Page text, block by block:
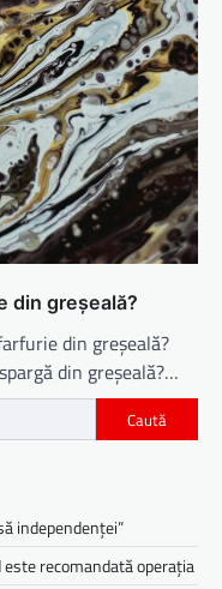
din greșeală?
din greșeală?
din greșeală?…
Caută
independenței”
recomandată operația